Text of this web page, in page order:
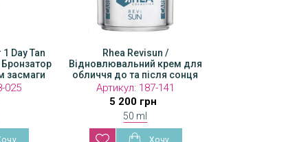
з
Bali Body Gradual Tanning
Butter / Баттер для тіла з
поступовим ефектом
засмаги
Артикул:63-115
2 250 грн
Day Tan
засмаги
025
Rhea Revisun /
Відновлювальний крем для
обличчя до та після сонця
Артикул: 187-141
5 200 грн
50 ml